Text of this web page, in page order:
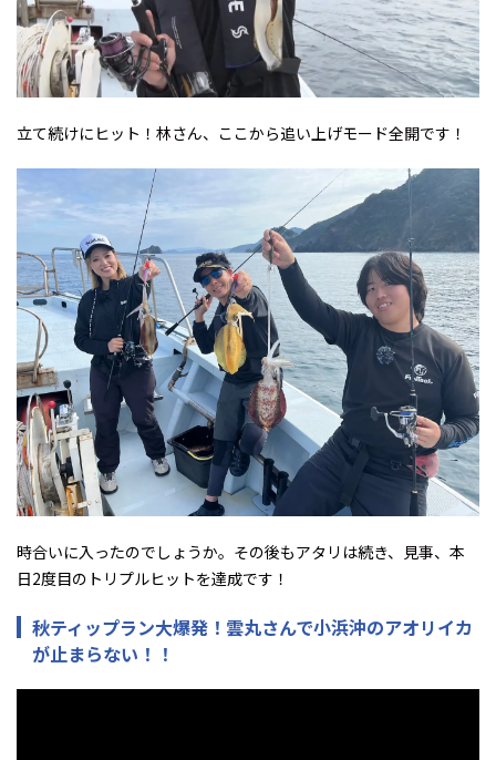
立て続けにヒット！林さん、ここから追い上げモード全開です！
時合いに入ったのでしょうか。その後もアタリは続き、見事、本
日2度目のトリプルヒットを達成です！
秋ティップラン大爆発！雲丸さんで小浜沖のアオリイカ
が止まらない！！